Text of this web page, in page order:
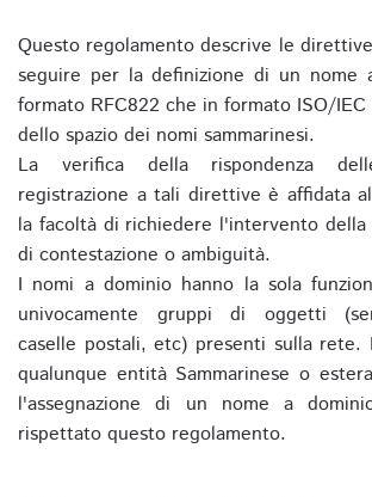
Questo regolamento descrive le
seguire per la definizione di un nome
formato RFC822 che in formato ISO/
dello spazio dei nomi sammarinesi.
La verifica della rispondenza
registrazione a tali direttive è affidata
la facoltà di richiedere l'intervento
di contestazione o ambiguità.
I nomi a dominio hanno la sola
univocamente gruppi di oggetti
caselle postali, etc) presenti sulla rete.
qualunque entità Sammarinese o
l'assegnazione di un nome a
rispettato questo regolamento.